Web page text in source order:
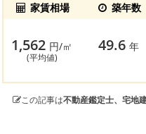
家賃相場 築年数
1,562 円/㎡
(平均値)
49.6年
この記事は不動産鑑定士、宅地